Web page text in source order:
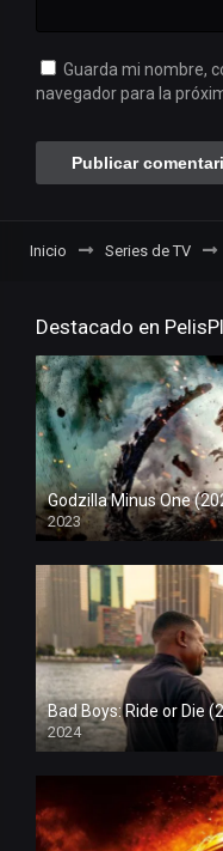
Guarda mi nombre,
navegador para la
Inicio Series de TV
Destacado en
Godzilla Minus One
2023
Bad Boys: Ride or Die
2024